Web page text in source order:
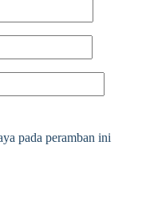
pada peramban ini